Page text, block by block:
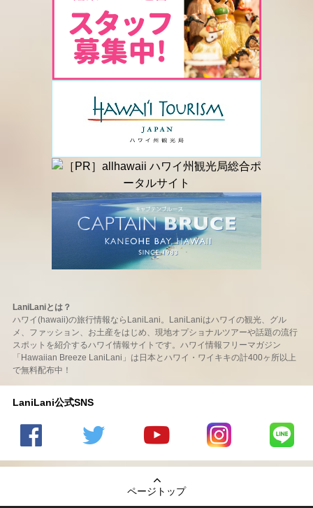
LaniLaniとは？
ハワイ(hawaii)の旅行情報ならLaniLani。LaniLaniはハワイの観光、グル
メ、ファッション、お土産をはじめ、現地オプショナルツアーや話題の流行
スポットを紹介するハワイ情報サイトです。ハワイ情報フリーマガジン
「Hawaiian Breeze LaniLani」は日本とハワイ・ワイキキの計400ヶ所以上
で無料配布中！
LaniLani公式SNS
の
のtwitter
の
Youtube
チャンネ
LaniLani
LaniLani
ページトップ